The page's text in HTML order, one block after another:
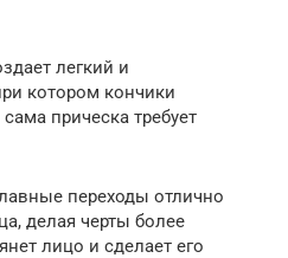
легкий и
котором кончики
прическа требует
переходы отлично
делая черты более
лицо и сделает его